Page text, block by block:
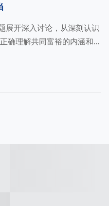
展开深入讨论，从深刻认识
确理解共同富裕的内涵和本